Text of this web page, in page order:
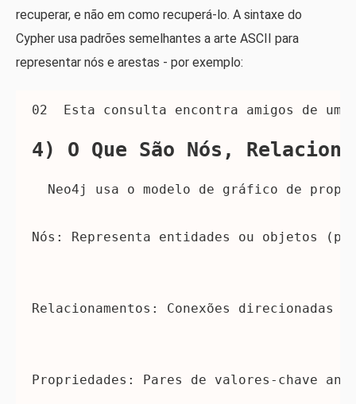
recuperar, e não em como recuperá-lo. A sintaxe do
Cypher usa padrões semelhantes a arte ASCII para
representar nós e arestas - por exemplo:
02 Esta consulta encontra amigos de
4) O Que São Nós,
Neo4j usa o modelo de gráfico de
Nós: Representa entidades ou objetos
Relacionamentos: Conexões direcionadas
Propriedades: Pares de valores-chave